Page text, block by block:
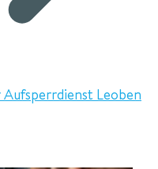
Leoben